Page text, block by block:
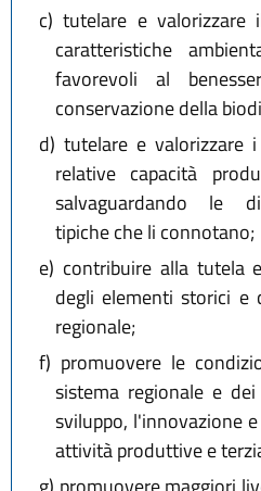
c) tutelare e
caratteristiche
favorevoli al
conservazione della
d) tutelare e valorizzare
relative capacità
salvaguardando le
tipiche che li connotano;
e) contribuire alla tutela
degli elementi storici e
regionale;
f) promuovere le
sistema regionale e
sviluppo, l'innovazione
attività produttive e